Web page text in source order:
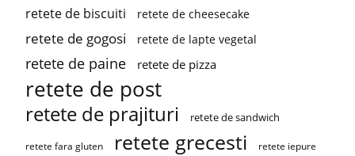
retete de biscuiti retete de cheesecake
retete de gogosi retete de lapte vegetal
retete de paine retete de pizza
retete de post
retete de prajituri retete de sandwich
retete fara gluten retete grecesti retete iepure